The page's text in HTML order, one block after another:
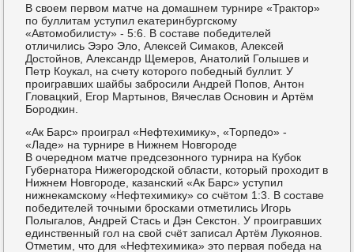
В своем первом матче на домашнем турнире «Трактор»
по буллитам уступил екатеринбургскому
«Автомобилисту» - 5:6. В составе победителей
отличились Ээро Эло, Алексей Симаков, Алексей
Достойнов, Александр Щемеров, Анатолий Голышев и
Петр Коукал, на счету которого победный буллит. У
проигравших шайбы забросили Андрей Попов, Антон
Гловацкий, Егор Мартынов, Вячеслав Основин и Артём
Бородкин.
«Ак Барс» проиграл «Нефтехимику», «Торпедо» -
«Ладе» на турнире в Нижнем Новгороде
В очередном матче предсезонного турнира на Кубок
Губернатора Нижегородской области, который проходит в
Нижнем Новгороде, казанский «Ак Барс» уступил
нижнекамскому «Нефтехимику» со счётом 1:3. В составе
победителей точными бросками отметились Игорь
Полыгалов, Андрей Стась и Дэн Секстон. У проигравших
единственный гол на свой счёт записал Артём Лукоянов.
Отметим, что для «Нефтехимика» это первая победа на